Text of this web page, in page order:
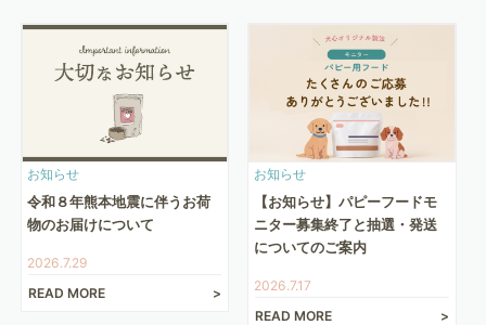
お知らせ
令和８年熊本地震に伴うお荷
物のお届けについて
2026.7.29
READ MORE
お知らせ
【お知らせ】パピーフードモ
ニター募集終了と抽選・発送
についてのご案内
2026.7.17
READ MORE